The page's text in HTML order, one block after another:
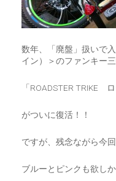
数年、「廃盤」扱いで
イン）＞のファンキー
「ROADSTER TRIKE
がついに復活！！
ですが、残念ながら今
ブルーとピンクも欲し